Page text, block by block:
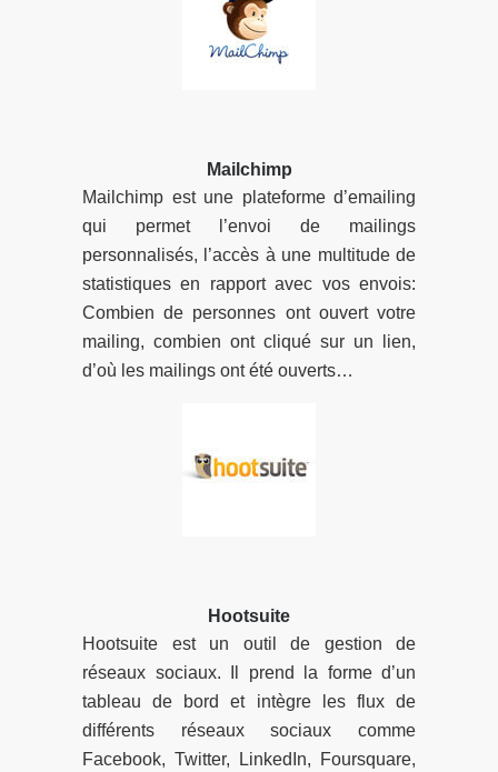
Mailchimp
Mailchimp est une plateforme d’emailing
qui permet l’envoi de mailings
personnalisés, l’accès à une multitude de
statistiques en rapport avec vos envois:
Combien de personnes ont ouvert votre
mailing, combien ont cliqué sur un lien,
d’où les mailings ont été ouverts…
Hootsuite
Hootsuite est un outil de gestion de
réseaux sociaux. Il prend la forme d’un
tableau de bord et intègre les flux de
différents réseaux sociaux comme
Facebook, Twitter, LinkedIn, Foursquare,